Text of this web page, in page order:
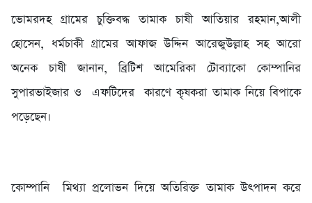
‎ভোমরদহ গ্রামের চুক্তিবদ্ধ তামাক চাষী আতিয়ার রহমান,আলী
হোসেন, ধর্মচাকী গ্রামের আফাজ উদ্দিন আরেজুউল্লাহ সহ আরো
অনেক চাষী জানান, ব্রিটিশ আমেরিকা টোব্যাকো কোম্পানির
সুপারভাইজার ও এফটিদের কারণে কৃষকরা তামাক নিয়ে বিপাকে
পড়েছেন।
‎কোম্পানি মিথ্যা প্রলোভন দিয়ে অতিরিক্ত তামাক উৎপাদন করে